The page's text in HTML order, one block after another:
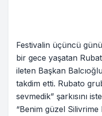
Festivalin üçüncü
bir gece yaşatan
ileten Başkan
takdim etti. Rubato
sevmedik” şarkısını
“Benim güzel Silivrime